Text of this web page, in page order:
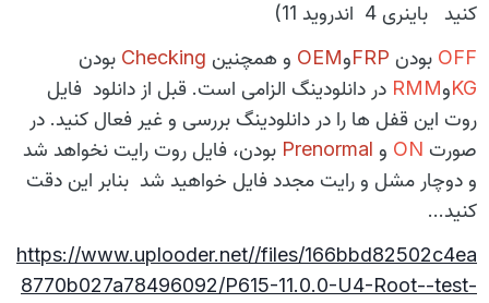
کنید باینری 4 اندروید 11)
OFFبودنFRPوOEMو همچنینCheckingبودن
KGوRMMدر دانلودینگ الزامی است. قبل از دانلود فایل
روت این قفل ها را در دانلودینگ بررسی و غیر فعال کنید. در
صورتONوPrenormalبودن، فایل روت رایت نخواهد شد
و دوچار مشل و رایت مجدد فایل خواهید شد بنابر این دقت
کنید...
https://www.uplooder.net//files/166bbd82502c4ea
8770b027a78496092/P615-11.0.0-U4-Root--test-